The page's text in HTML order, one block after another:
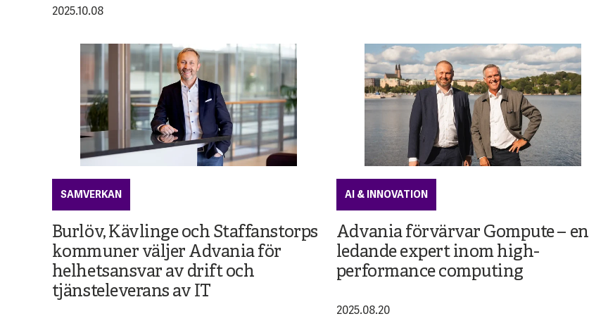
2025.10.08
SAMVERKAN
Burlöv, Kävlinge och Staffanstorps
kommuner väljer Advania för
helhetsansvar av drift och
tjänsteleverans av IT
AI & INNOVATION
Advania förvärvar Gompute – en
ledande expert inom high-
performance computing
2025.08.20